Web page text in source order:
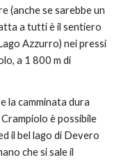
(anche se sarebbe un
a tutti è il sentiero
Azzurro) nei pressi
a 1 800 m di
la camminata dura
è possibile
il bel lago di Devero
che si sale il